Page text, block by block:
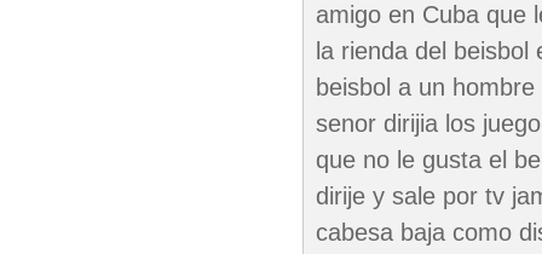
amigo en Cuba que
la rienda del
beisbol a un
senor dirijia los
que no le gusta el
dirije y sale por tv
cabesa baja como